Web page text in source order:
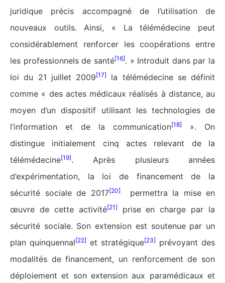
juridique précis accompagné de l’utilisation de
nouveaux outils. Ainsi, « La télémédecine peut
considérablement renforcer les coopérations entre
les professionnels de santé[16]. » Introduit dans par la
loi du 21 juillet 2009[17]
la télémédecine se définit
comme « des actes médicaux réalisés à distance, au
moyen d’un dispositif utilisant les technologies de
l’information et de la communication[18]
». On
distingue initialement cinq actes relevant de la
télémédecine[19]. Après plusieurs années
d’expérimentation, la loi de financement de la
sécurité sociale de 2017[20]
permettra la mise en
œuvre de cette activité[21]
prise en charge par la
sécurité sociale. Son extension est soutenue par un
plan quinquennal[22] et stratégique[23] prévoyant des
modalités de financement, un renforcement de son
déploiement et son extension aux paramédicaux et